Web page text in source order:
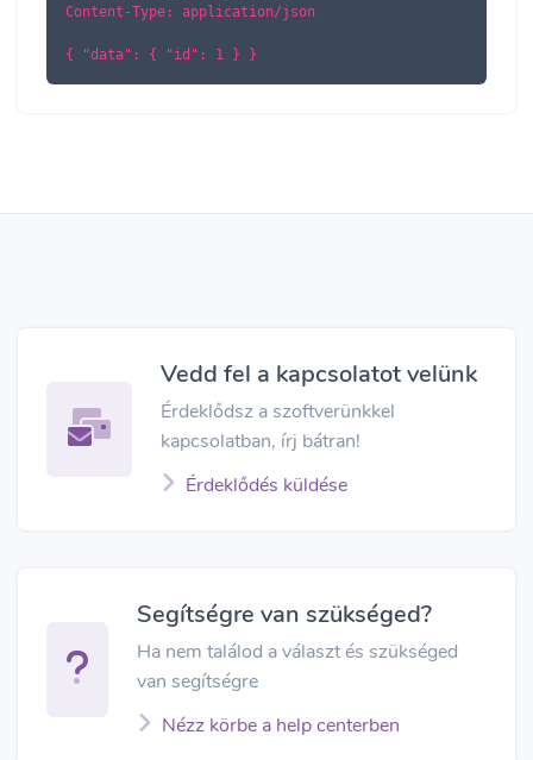
Content-Type: application/json
{ "data": { "id": 1 } }
Vedd fel a kapcsolatot velünk
Érdeklődsz a szoftverünkkel
kapcsolatban, írj bátran!
Érdeklődés küldése
Segítségre van szükséged?
Ha nem találod a választ és szükséged
van segítségre
Nézz körbe a help centerben